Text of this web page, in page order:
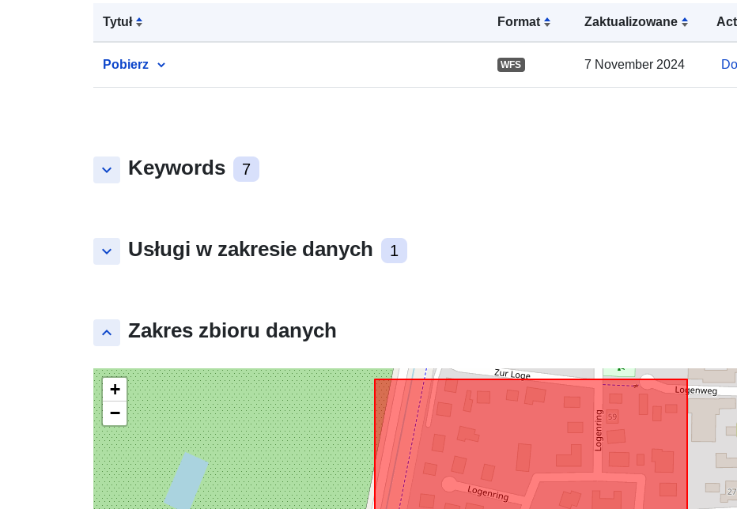
Tytuł Format Zaktualizowane
Pobierz WFS 7 November 2024
keyboard_arrow_down Keywords 7
keyboard_arrow_down Usługi w zakresie danych 1
keyboard_arrow_up Zakres zbioru danych
+
−
Przestrzenne: